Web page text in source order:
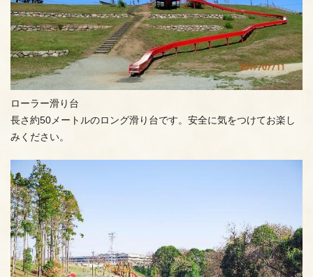
ローラー滑り台
長さ約50メートルのロング滑り台です。安全に気をつけてお楽し
みください。